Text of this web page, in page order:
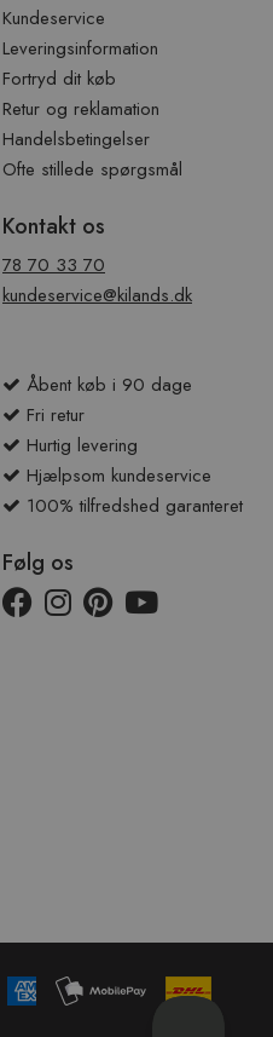
Kundeservice
Leveringsinformation
Fortryd dit køb
Retur og reklamation
Handelsbetingelser
Ofte stillede spørgsmål
Kontakt os
78 70 33 70
kundeservice@kilands.dk
Åbent køb i 90 dage
Fri retur
Hurtig levering
Hjælpsom kundeservice
100% tilfredshed garanteret
Følg os